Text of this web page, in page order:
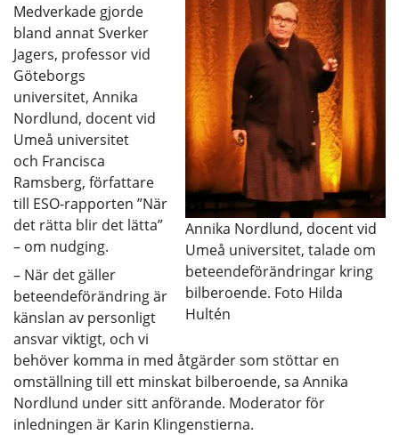
Annika Nordlund, docent vid
Umeå universitet, talade om
beteendeförändringar kring
bilberoende. Foto Hilda
Hultén
Medverkade gjorde
bland annat Sverker
Jagers, professor vid
Göteborgs
universitet, Annika
Nordlund, docent vid
Umeå universitet
och Francisca
Ramsberg, författare
till ESO-rapporten ”När
det rätta blir det lätta”
– om nudging.
– När det gäller
beteendeförändring är
känslan av personligt
ansvar viktigt, och vi
behöver komma in med åtgärder som stöttar en
omställning till ett minskat bilberoende, sa Annika
Nordlund under sitt anförande. Moderator för
inledningen är Karin Klingenstierna.